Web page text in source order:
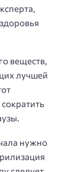
веществ,
лучшей
нужно